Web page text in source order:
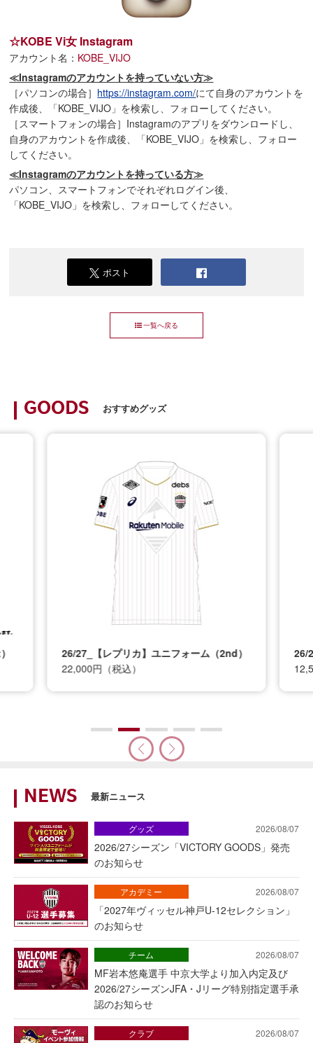
☆KOBE Vi女 Instagram
アカウント名： KOBE_VIJO
≪Instagramのアカウントを持っていない方≫
［パソコンの場合］ https://instagram.com/にて自身のアカウントを
作成後、「KOBE_VIJO」を検索し、フォローしてください。
［スマートフォンの場合］Instagramのアプリをダウンロードし、
自身のアカウントを作成後、「KOBE_VIJO」を検索し、フォロー
してください。
≪Instagramのアカウントを持っている方≫
パソコン、スマートフォンでそれぞれログイン後、
「KOBE_VIJO」を検索し、フォローしてください。
ポスト
一覧へ戻る
GOODS おすすめグッズ
26/27_【レプリカ】ユニフォーム（2nd）
22,000円（税込）
26/
NEWS 最新ニュース
2026/08/07
2026/27シーズン「VICTORY GOODS」発売
のお知らせ
グッズ
2026/08/07
「2027年ヴィッセル神戸U-12セレクション」
のお知らせ
アカデミー
2026/08/07
MF岩本悠庵選手 中京大学より加入内定及び
2026/27シーズンJFA・Jリーグ特別指定選手承
認のお知らせ
チーム
2026/08/07
クラブ